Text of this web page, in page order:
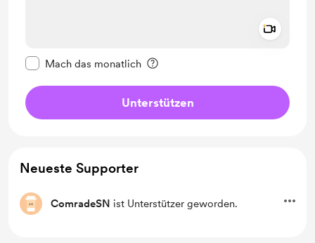
Mach das monatlich
Unterstützen
Neueste Supporter
ComradeSN ist Unterstützer geworden.